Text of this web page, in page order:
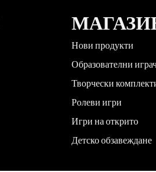
Нови продукти
Образователни
Творчески
Ролеви игри
Игри на открито
Детско обзавеждане